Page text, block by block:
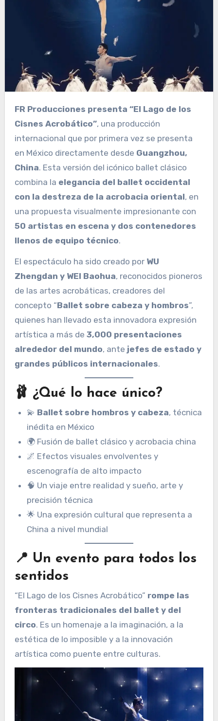
FR Producciones presenta “El Lago de los
Cisnes Acrobático”, una producción
internacional que por primera vez se presenta
en México directamente desde Guangzhou,
China. Esta versión del icónico ballet clásico
combina la elegancia del ballet occidental
con la destreza de la acrobacia oriental, en
una propuesta visualmente impresionante con
50 artistas en escena y dos contenedores
llenos de equipo técnico.
El espectáculo ha sido creado por WU
Zhengdan y WEI Baohua, reconocidos pioneros
de las artes acrobáticas, creadores del
concepto “Ballet sobre cabeza y hombros”,
quienes han llevado esta innovadora expresión
artística a más de 3,000 presentaciones
alrededor del mundo, ante jefes de estado y
grandes públicos internacionales.
🩰 ¿Qué lo hace único?
💫 Ballet sobre hombros y cabeza, técnica
inédita en México
🌍 Fusión de ballet clásico y acrobacia china
🌌 Efectos visuales envolventes y
escenografía de alto impacto
🧠 Un viaje entre realidad y sueño, arte y
precisión técnica
🌟 Una expresión cultural que representa a
China a nivel mundial
📍 Un evento para todos los
sentidos
“El Lago de los Cisnes Acrobático” rompe las
fronteras tradicionales del ballet y del
circo. Es un homenaje a la imaginación, a la
estética de lo imposible y a la innovación
artística como puente entre culturas.